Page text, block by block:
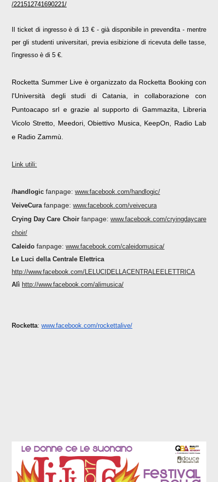
/221512741690221/
l ticket di ingresso è di 13 € - già disponibile in prevendita - mentre
per gli studenti universitari, previa esibizione di ricevuta delle tasse,
l'ingresso è di 5 €.
Rocketta Summer Live è organizzato da Rocketta Booking con
l'Università degli studi di Catania, in collaborazione con
Puntoacapo srl e grazie al supporto di Gammazita, Libreria
Vicolo Stretto, Meedori, Obiettivo Musica, KeepOn, Radio Lab
e Radio Zammù.
Link utili:
/handlogic fanpage: www.facebook.com/handlogic/
VeiveCura fanpage: www.facebook.com/veivecura
Crying Day Care Choirfanpage:www.facebook.com/cryingdaycare
choir/
Caleido fanpage: www.facebook.com/caleidomusica/
Le Luci della Centrale Elettrica
http://www.facebook.com/LELUCI DELLACENTRALEELETTRICA
Alì http://www.facebook.com/alimusica/
Rocketta: www.facebook.com/rockettalive/